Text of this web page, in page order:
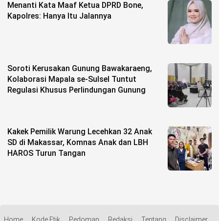
Menanti Kata Maaf Ketua DPRD Bone,
Kapolres: Hanya Itu Jalannya
Soroti Kerusakan Gunung Bawakaraeng,
Kolaborasi Mapala se-Sulsel Tuntut
Regulasi Khusus Perlindungan Gunung
Kakek Pemilik Warung Lecehkan 32 Anak
SD di Makassar, Komnas Anak dan LBH
HAROS Turun Tangan